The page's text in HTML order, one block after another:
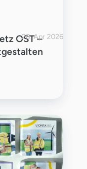
OST –
28. Apr 2026